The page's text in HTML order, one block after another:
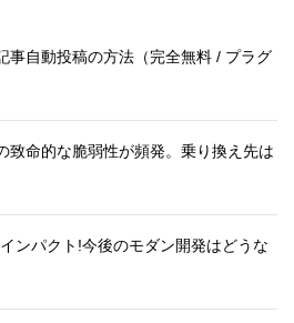
事自動投稿の方法（完全無料 / プラグ
致命的な脆弱性が頻発。乗り換え先は
ンパクト!今後のモダン開発はどうな